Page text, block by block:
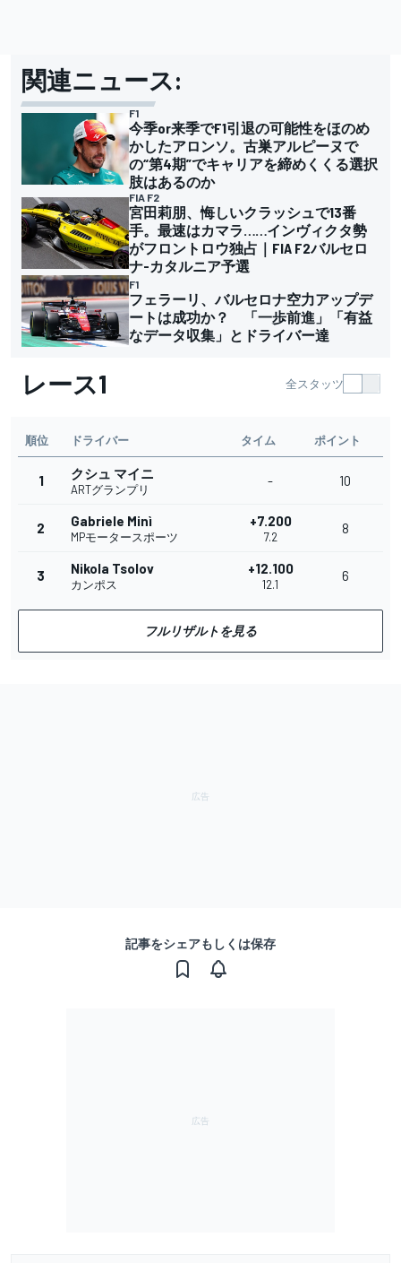
関連ニュース:
F1
今季or来季でF1引退の可能性をほのめ
かしたアロンソ。古巣アルピーヌで
の“第4期”でキャリアを締めくくる選択
肢はあるのか
FIA F2
宮田莉朋、悔しいクラッシュで13番
手。最速はカマラ……インヴィクタ勢
がフロントロウ独占｜FIA F2バルセロ
ナ-カタルニア予選
F1
フェラーリ、バルセロナ空力アップデ
ートは成功か？ 「一歩前進」「有益
なデータ収集」とドライバー達
レース1 全スタッツ
順位 ドライバー タイム ポイント
1 クシュ マイニ
ARTグランプリ
- 10
2 Gabriele Minì
MPモータースポーツ
+7.200
7.2
8
3 Nikola Tsolov
カンポス
+12.100
12.1
6
フルリザルトを見る
記事をシェアもしくは保存